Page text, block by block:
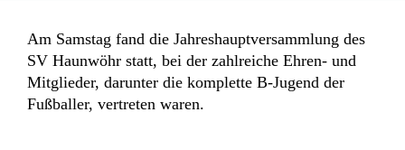
Am Samstag fand die Jahreshauptversammlung des
SV Haunwöhr statt, bei der zahlreiche Ehren- und
Mitglieder, darunter die komplette B-Jugend der
Fußballer, vertreten waren.